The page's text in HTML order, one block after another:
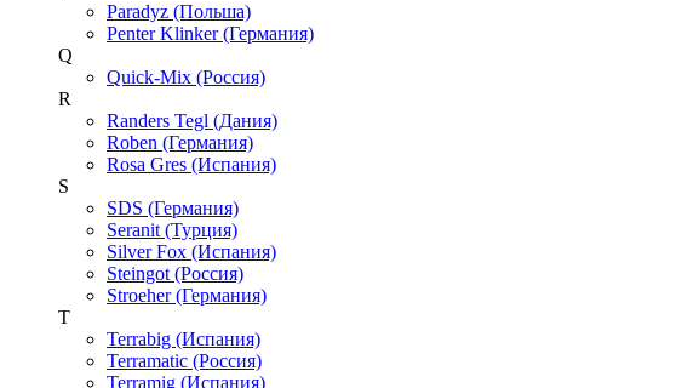
Paradyz (Польша)
Penter Klinker (Германия)
Q
Quick-Mix (Россия)
R
Randers Tegl (Дания)
Roben (Германия)
Rosa Gres (Испания)
S
SDS (Германия)
Seranit (Турция)
Silver Fox (Испания)
Steingot (Россия)
Stroeher (Германия)
T
Terrabig (Испания)
Terramatic (Россия)
Terramig (Испания)